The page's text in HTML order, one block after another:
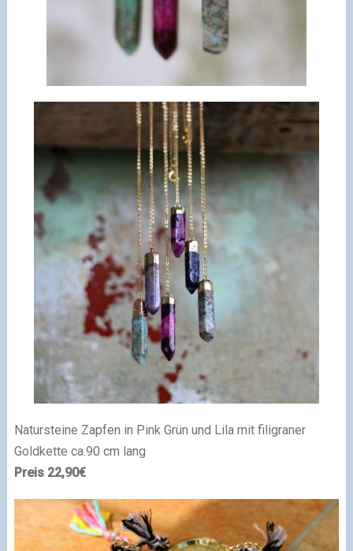
Natursteine Zapfen in Pink Grün und Lila mit filigraner
Goldkette ca.90 cm lang
Preis 22,90€